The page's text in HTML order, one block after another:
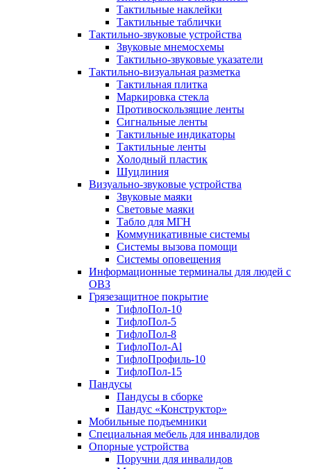
Тактильные наклейки
Тактильные таблички
Тактильно-звуковые устройства
Звуковые мнемосхемы
Тактильно-звуковые указатели
Тактильно-визуальная разметка
Тактильная плитка
Маркировка стекла
Противоскользящие ленты
Сигнальные ленты
Тактильные индикаторы
Тактильные ленты
Холодный пластик
Шуцлиния
Визуально-звуковые устройства
Звуковые маяки
Световые маяки
Табло для МГН
Коммуникативные системы
Системы вызова помощи
Системы оповещения
Информационные терминалы для людей с
ОВЗ
Грязезащитное покрытие
ТифлоПол-10
ТифлоПол-5
ТифлоПол-8
ТифлоПол-Al
ТифлоПрофиль-10
ТифлоПол-15
Пандусы
Пандусы в сборке
Пандус «Конструктор»
Мобильные подъемники
Специальная мебель для инвалидов
Опорные устройства
Поручни для инвалидов